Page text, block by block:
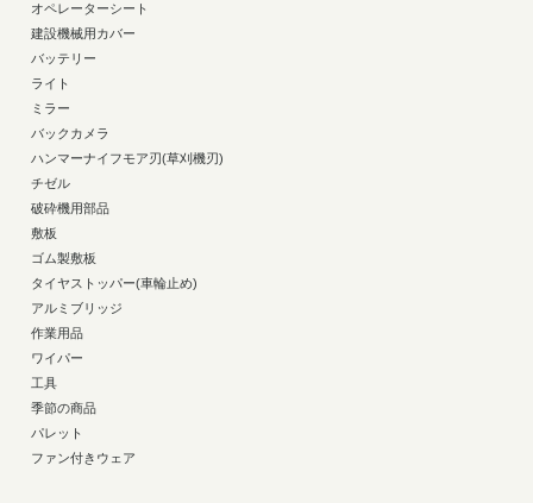
オペレーターシート
建設機械用カバー
バッテリー
ライト
ミラー
バックカメラ
ハンマーナイフモア刃(草刈機刃)
チゼル
破砕機用部品
敷板
ゴム製敷板
タイヤストッパー(車輪止め)
アルミブリッジ
作業用品
ワイパー
工具
季節の商品
パレット
ファン付きウェア